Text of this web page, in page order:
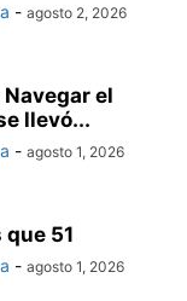
- agosto 2, 2026
el
llevó...
- agosto 1, 2026
que 51
- agosto 1, 2026